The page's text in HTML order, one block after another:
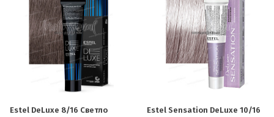
Estel DeLuxe 8/16 Светло
Estel Sensation DeLuxe 10/16